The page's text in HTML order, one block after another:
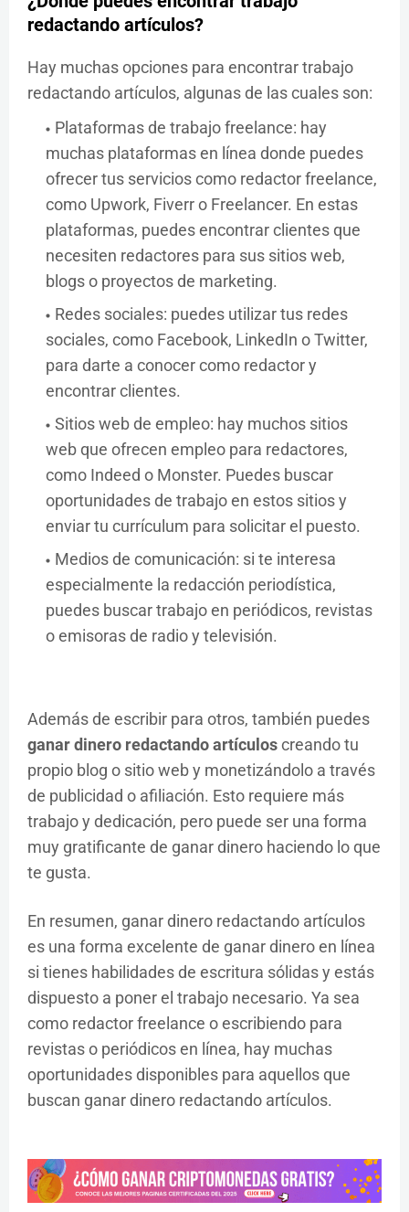
redactando artículos?
Hay muchas opciones para encontrar trabajo
redactando artículos, algunas de las cuales son:
Plataformas de trabajo freelance: hay
muchas plataformas en línea donde puedes
ofrecer tus servicios como redactor freelance,
como Upwork, Fiverr o Freelancer. En estas
plataformas, puedes encontrar clientes que
necesiten redactores para sus sitios web,
blogs o proyectos de marketing.
Redes sociales: puedes utilizar tus redes
sociales, como Facebook, LinkedIn o Twitter,
para darte a conocer como redactor y
encontrar clientes.
Sitios web de empleo: hay muchos sitios
web que ofrecen empleo para redactores,
como Indeed o Monster. Puedes buscar
oportunidades de trabajo en estos sitios y
enviar tu currículum para solicitar el puesto.
Medios de comunicación: si te interesa
especialmente la redacción periodística,
puedes buscar trabajo en periódicos, revistas
o emisoras de radio y televisión.
Además de escribir para otros, también puedes
ganar dinero redactando artículoscreando tu
propio blog o sitio web y monetizándolo a través
de publicidad o afiliación. Esto requiere más
trabajo y dedicación, pero puede ser una forma
muy gratificante de ganar dinero haciendo lo que
te gusta.
En resumen, ganar dinero redactando artículos
es una forma excelente de ganar dinero en línea
si tienes habilidades de escritura sólidas y estás
dispuesto a poner el trabajo necesario. Ya sea
como redactor freelance o escribiendo para
revistas o periódicos en línea, hay muchas
oportunidades disponibles para aquellos que
buscan ganar dinero redactando artículos.